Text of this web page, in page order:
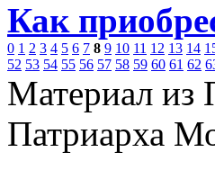
Как
0 1 2 3 4 5 6 7 8 9 10 11 12 13 14
52 53 54 55 56 57 58 59 60 61 62
Материал из
Патриарха